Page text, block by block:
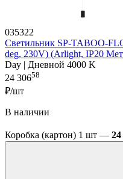
035322
Светильник SP-TABOO-
deg, 230V) (Arlight, IP20
Day | Дневной 4000 K
24 30658
₽/шт
В наличии
Коробка (картон) 1 шт — 24